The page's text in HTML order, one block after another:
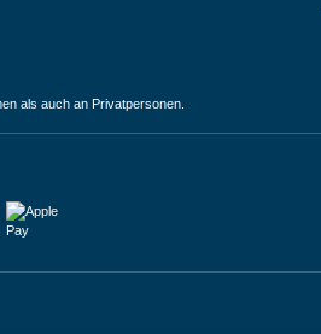
als auch an Privatpersonen.